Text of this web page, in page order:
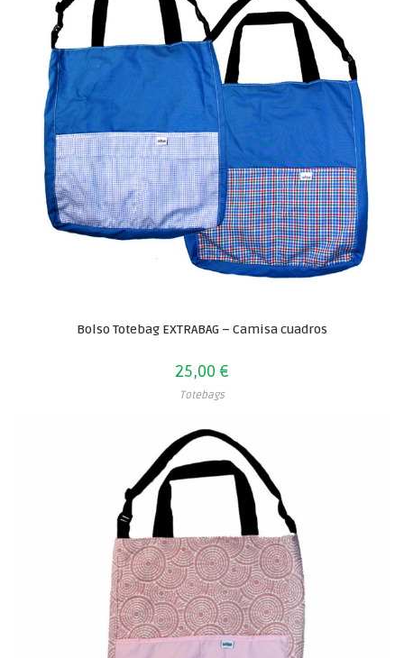
Bolso Totebag EXTRABAG – Camisa cuadros
25,00 €
Totebags